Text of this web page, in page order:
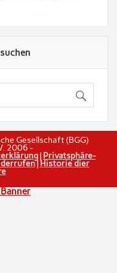
Gesellschaft (BGG)
2006 -
| Privatsphäre-
|Historie dier